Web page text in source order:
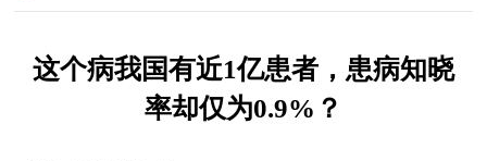
这个病我国有近1亿患者，患病知晓
率却仅为0.9%？